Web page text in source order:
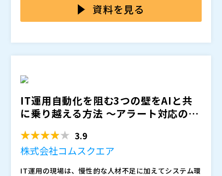
プロセスは整っていても、データが古ければ正しい判断
はできません。データがあっても、プロセスにつながら
本ウェビナーでは、
を統合することで、IT運用・セキュ
律的な運用（Autonomous IT）”へ進化させる考え方
を解説します。
前半では、川崎重工業IT子会社であるベニックソリュー
っても成果につながらない理由を整理した上で、Servi
よって、「IT資産・リスクをリアルタイムに把握する方
法」「脆弱性や設定不備を検知と同時に修復へつなげる
形で可視化する考え方」を、経営視点で分かりやすくご
紹介します。
ないIT運用、そしてServiceNowが描く次世代のIT運
用像と最新の取り組みについて解説します。
営にとって「判断できる」「任せられる」IT運用を実現
したい方に向けたウェビナーです。
と感じている方 ・DXやセキュリティ投資を経営判断に
資料を見る
IT運用自動化を阻む3つの壁をAIと共
に乗り越える方法 ～アラート対応の切
3.9
株式会社コムスクエア
IT運用の現場は、慢性的な人材不足に加えてシステム環